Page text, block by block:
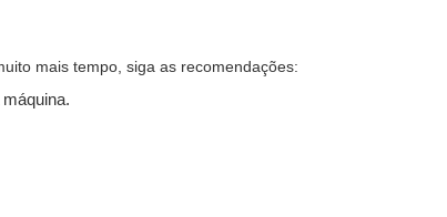
mais tempo, siga as recomendações: